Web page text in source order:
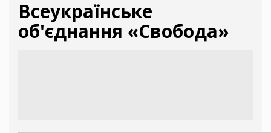
Всеукраїнське
об'єднання «Свобода»